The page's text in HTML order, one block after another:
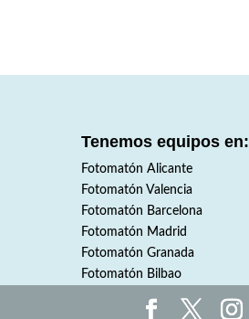
Tenemos equipos en:
Fotomatón Alicante
Fotomatón Valencia
Fotomatón Barcelona
Fotomatón Madrid
Fotomatón Granada
Fotomatón Bilbao